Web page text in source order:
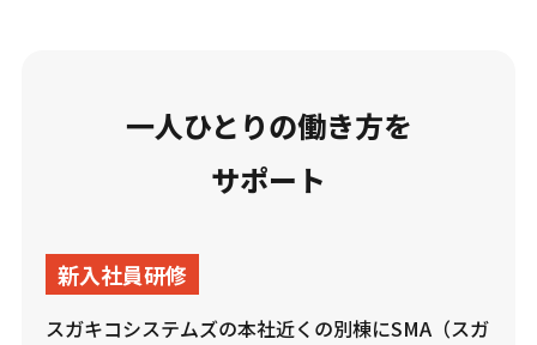
一人ひとりの働き方を
サポート
新入社員研修
スガキコシステムズの本社近くの別棟にSMA（スガ